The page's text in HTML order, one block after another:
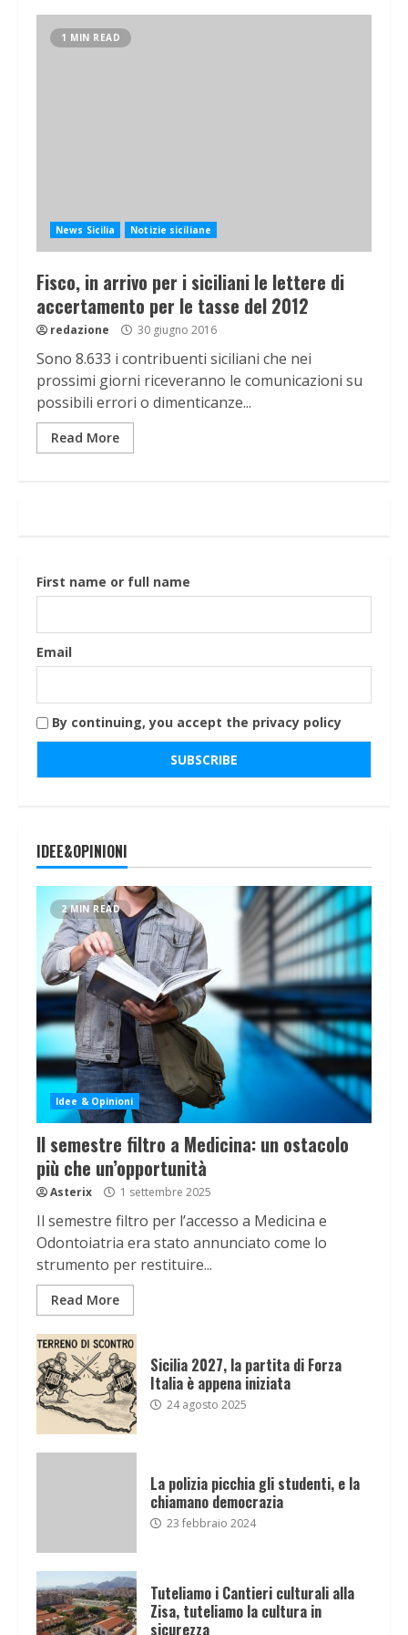
1 MIN READ
News Sicilia Notizie siciliane
Fisco, in arrivo per i siciliani le lettere di
accertamento per le tasse del 2012
redazione 30 giugno 2016
Sono 8.633 i contribuenti siciliani che nei
prossimi giorni riceveranno le comunicazioni su
possibili errori o dimenticanze...
Read More
First name or full name
Email
By continuing, you accept the privacy policy
IDEE&OPINIONI
2 MIN READ
Idee & Opinioni
Il semestre filtro a Medicina: un ostacolo
più che un’opportunità
Asterix 1 settembre 2025
Il semestre filtro per l’accesso a Medicina e
Odontoiatria era stato annunciato come lo
strumento per restituire...
Read More
Sicilia 2027, la partita di Forza
Italia è appena iniziata
24 agosto 2025
La polizia picchia gli studenti, e la
chiamano democrazia
23 febbraio 2024
Tuteliamo i Cantieri culturali alla
Zisa, tuteliamo la cultura in
sicurezza